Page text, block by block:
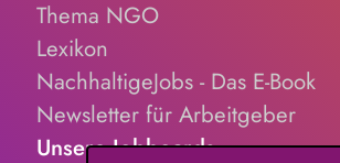
Thema NGO
Lexikon
NachhaltigeJobs - Das E-Book
Newsletter für Arbeitgeber
Unsere Jobboards